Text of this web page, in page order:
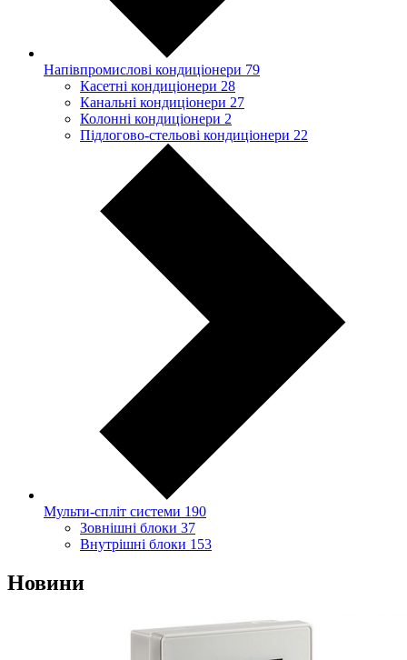
Напівпромислові кондиціонери 79
Касетні кондиціонери 28
Канальні кондиціонери 27
Колонні кондиціонери 2
Підлогово-стельові кондиціонери 22
Мульти-спліт системи 190
Зовнішні блоки 37
Внутрішні блоки 153
Новини